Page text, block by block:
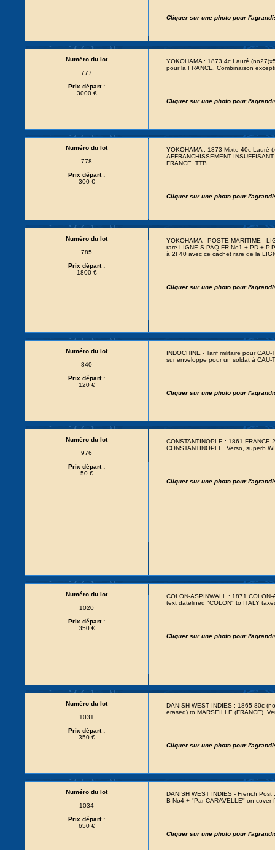
Cliquer sur une photo pour
Numéro du lot
777
Prix départ :
3000 €
YOKOHAMA : 1873 4c Lauré
pour la FRANCE. Combinaison
Cliquer sur une photo pour
Numéro du lot
778
Prix départ :
300 €
YOKOHAMA : 1873 Mixte 40c Lauré
AFFRANCHISSEMENT
FRANCE. TTB.
Cliquer sur une photo pour
Numéro du lot
785
Prix départ :
1800 €
YOKOHAMA - POSTE MARITIME -
rare LIGNE S PAQ FR No1 + PD +
à 2F40 avec ce cachet rare de la
Cliquer sur une photo pour
Numéro du lot
840
Prix départ :
120 €
INDOCHINE - Tarif militaire pour
sur enveloppe pour un soldat à CAU-
Cliquer sur une photo pour
Numéro du lot
976
Prix départ :
50 €
CONSTANTINOPLE : 1861 FRANCE
CONSTANTINOPLE. Verso, superb
Cliquer sur une photo pour
Numéro du lot
1020
Prix départ :
350 €
COLON-ASPINWALL : 1871
text datelined "COLON" to ITALY
Cliquer sur une photo pour
Numéro du lot
1031
Prix départ :
350 €
DANISH WEST INDIES : 1865 80c
erased) to MARSEILLE (FRANCE).
Cliquer sur une photo pour
Numéro du lot
1034
Prix départ :
650 €
DANISH WEST INDIES - French
B No4 + "Par CARAVELLE" on cover
Cliquer sur une photo pour